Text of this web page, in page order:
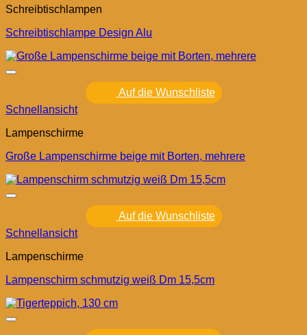
Schreibtischlampen
Schreibtischlampe Design Alu
Auf die Wunschliste
Schnellansicht
Lampenschirme
Große Lampenschirme beige mit Borten, mehrere
Auf die Wunschliste
Schnellansicht
Lampenschirme
Lampenschirm schmutzig weiß Dm 15,5cm